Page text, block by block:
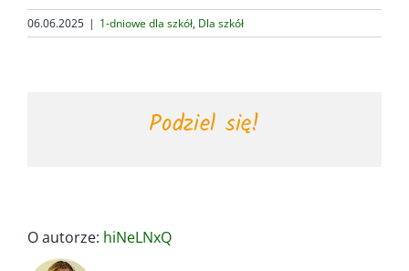
06.06.2025 | 1-dniowe dla szkół, Dla szkół
Podziel się!
O autorze: hiNeLNxQ